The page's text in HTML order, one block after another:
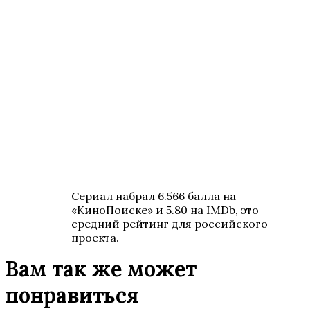
Сериал набрал 6.566 балла на
«КиноПоиске» и 5.80 на IMDb, это
средний рейтинг для российского
проекта.
Вам так же может
понравиться